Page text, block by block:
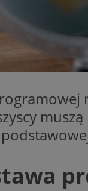
QeSessID
__cf_bm